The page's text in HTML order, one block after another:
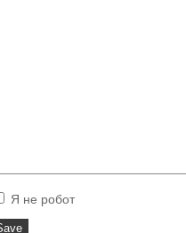
Я не робот